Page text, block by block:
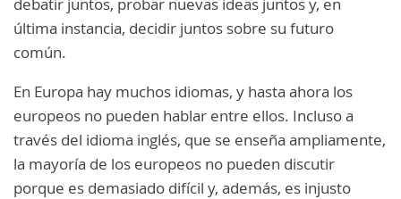
última instancia, decidir juntos sobre su futuro
común.
En Europa hay muchos idiomas, y hasta ahora los
europeos no pueden hablar entre ellos. Incluso a
través del idioma inglés, que se enseña ampliamente,
la mayoría de los europeos no pueden discutir
porque es demasiado difícil y, además, es injusto